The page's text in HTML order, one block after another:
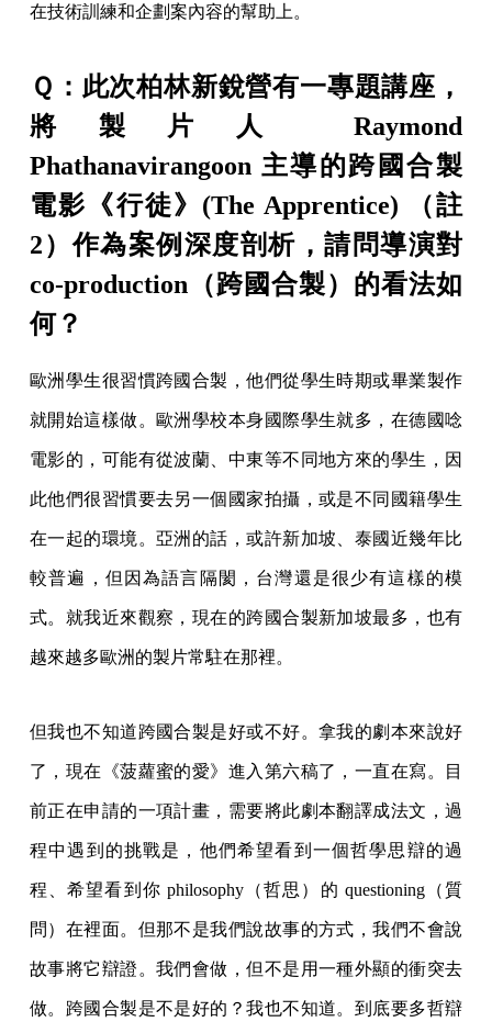
在技術訓練和企劃案內容的幫助上。
Ｑ：此次柏林新銳營有一專題講座，
將製片人 Raymond
Phathanavirangoon 主導的跨國合製
電影《行徒》(The Apprentice) （註
2）作為案例深度剖析，請問導演對
co-production（跨國合製）的看法如
何？
歐洲學生很習慣跨國合製，他們從學生時期或畢業製作
就開始這樣做。歐洲學校本身國際學生就多，在德國唸
電影的，可能有從波蘭、中東等不同地方來的學生，因
此他們很習慣要去另一個國家拍攝，或是不同國籍學生
在一起的環境。亞洲的話，或許新加坡、泰國近幾年比
較普遍，但因為語言隔閡，台灣還是很少有這樣的模
式。就我近來觀察，現在的跨國合製新加坡最多，也有
越來越多歐洲的製片常駐在那裡。
但我也不知道跨國合製是好或不好。拿我的劇本來說好
了，現在《菠蘿蜜的愛》進入第六稿了，一直在寫。目
前正在申請的一項計畫，需要將此劇本翻譯成法文，過
程中遇到的挑戰是，他們希望看到一個哲學思辯的過
程、希望看到你 philosophy（哲思）的 questioning（質
問）在裡面。但那不是我們說故事的方式，我們不會說
故事將它辯證。我們會做，但不是用一種外顯的衝突去
做。跨國合製是不是好的？我也不知道。到底要多哲辯